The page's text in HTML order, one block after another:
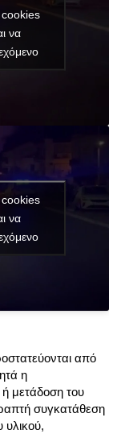
cookies
να
cookies
να
από
η
μετάδοση του
συγκατάθεση
υλικού,